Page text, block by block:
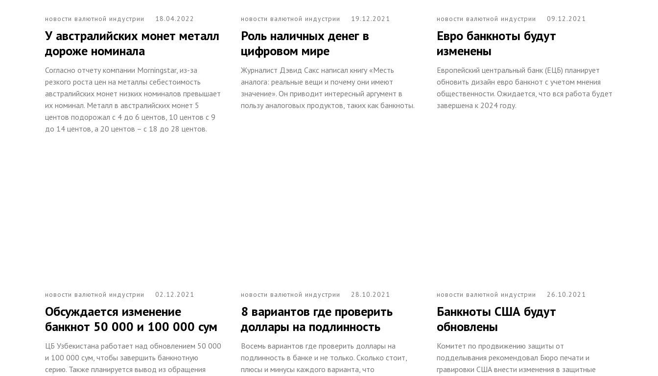
новости валютной индустрии 18.04.2022
У австралийских монет металл
дороже номинала
Согласно отчету компании Morningstar, из-за
резкого роста цен на металлы себестоимость
австралийских монет низких номиналов превышает
их номинал. Металл в австралийских монет 5
центов подорожал с 4 до 6 центов, 10 центов с 9
до 14 центов, а 20 центов – с 18 до 28 центов.
новости валютной индустрии 19.12.2021
Роль наличных денег в
цифровом мире
Журналист Дэвид Сакс написал книгу «Месть
аналога: реальные вещи и почему они имеют
значение». Он приводит интересный аргумент в
пользу аналоговых продуктов, таких как банкноты.
новости валютной индустрии 09.12.2021
Евро банкноты будут
изменены
Европейский центральный банк (ЕЦБ) планирует
обновить дизайн евро банкнот с учетом мнения
общественности. Ожидается, что вся работа будет
завершена к 2024 году.
новости валютной индустрии 02.12.2021
Обсуждается изменение
банкнот 50 000 и 100 000 сум
ЦБ Узбекистана работает над обновлением 50 000
и 100 000 сум, чтобы завершить банкнотную
серию. Также планируется вывод из обращения
новости валютной индустрии 28.10.2021
8 вариантов где проверить
доллары на подлинность
Восемь вариантов где проверить доллары на
подлинность в банке и не только. Сколько стоит,
плюсы и минусы каждого варианта, что
новости валютной индустрии 26.10.2021
Банкноты США будут
обновлены
Комитет по продвижению защиты от
подделывания рекомендовал Бюро печати и
гравировки США внести изменения в защитные